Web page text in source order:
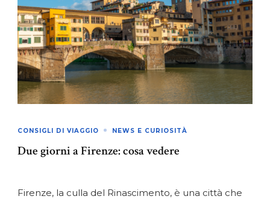
CONSIGLI DI VIAGGIO NEWS E CURIOSITÀ
Due giorni a Firenze: cosa vedere
Firenze, la culla del Rinascimento, è una città che